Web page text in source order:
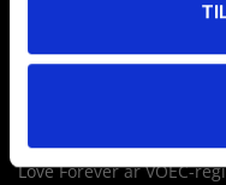
E-post:
Love Forever är VOEC-